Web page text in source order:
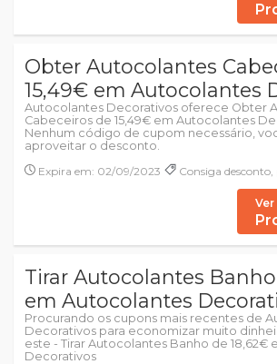
Obter Autocolantes
15,49€ em Autocolantes
Autocolantes Decorativos oferece Obter
Cabeceiros de 15,49€ em Autocolantes
Nenhum código de cupom necessário,
aproveitar o desconto.
Expira em: 02/09/2023
Consiga
Tirar Autocolantes
em Autocolantes
Procurando os cupons mais recentes de
Decorativos para economizar muito
este - Tirar Autocolantes Banho de 18,62€
Decorativos